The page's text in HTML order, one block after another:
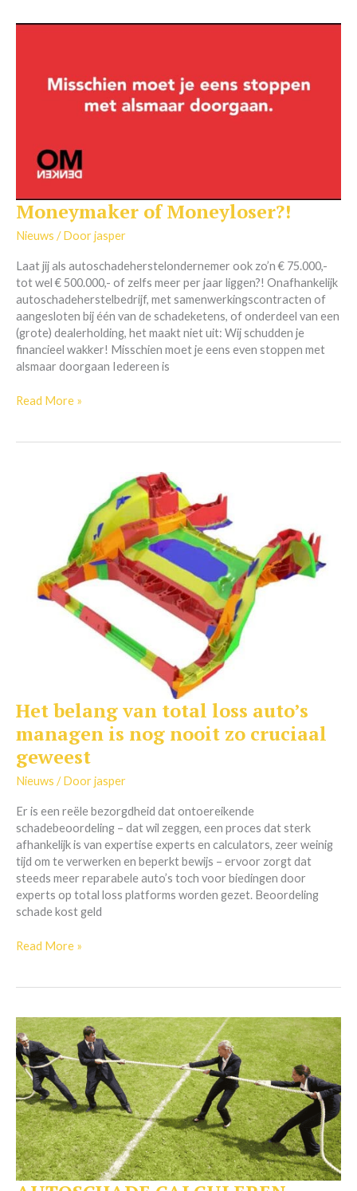
Moneymaker of Moneyloser?!
Nieuws / Doorjasper
Laat jij als autoschadeherstelondernemer ook zo’n € 75.000,-
tot wel € 500.000,- of zelfs meer per jaar liggen?! Onafhankelijk
autoschadeherstelbedrijf, met samenwerkingscontracten of
aangesloten bij één van de schadeketens, of onderdeel van een
(grote) dealerholding, het maakt niet uit: Wij schudden je
financieel wakker! Misschien moet je eens even stoppen met
alsmaar doorgaan Iedereen is
Moneymaker
Moneyloser?!
Read More »
Het belang van total loss auto’s
managen is nog nooit zo cruciaal
geweest
Nieuws / Doorjasper
Er is een reële bezorgdheid dat ontoereikende
schadebeoordeling – dat wil zeggen, een proces dat sterk
afhankelijk is van expertise experts en calculators, zeer weinig
tijd om te verwerken en beperkt bewijs – ervoor zorgt dat
steeds meer reparabele auto’s toch voor biedingen door
experts op total loss platforms worden gezet. Beoordeling
schade kost geld
Het
van
total
loss
managen
is
nog
nooit
zo
cruciaal
geweest
Read More »